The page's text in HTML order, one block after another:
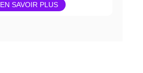
EN SAVOIR PLUS